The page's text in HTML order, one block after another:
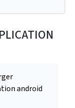
android